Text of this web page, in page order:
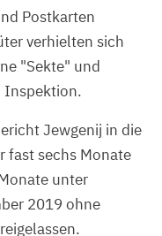
Postkarten
verhielten sich
"Sekte" und
Inspektion.
Jewgenij in die
fast sechs Monate
unter
2019 ohne